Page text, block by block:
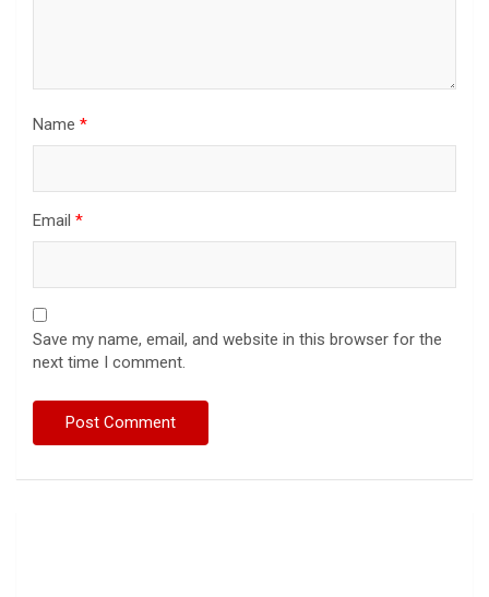
Name *
Email *
Save my name, email, and website in this browser for the
next time I comment.